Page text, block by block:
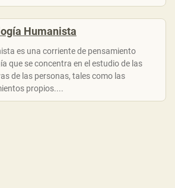
Humanista
es una corriente de pensamiento
que se concentra en el estudio de las
de las personas, tales como las
propios....